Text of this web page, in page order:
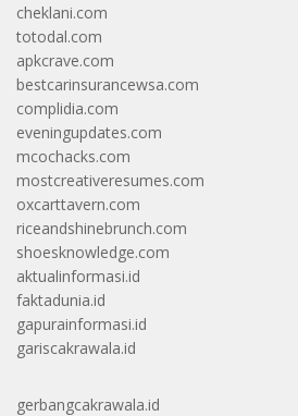
cheklani.com
totodal.com
apkcrave.com
bestcarinsurancewsa.com
complidia.com
eveningupdates.com
mcochacks.com
mostcreativeresumes.com
oxcarttavern.com
riceandshinebrunch.com
shoesknowledge.com
aktualinformasi.id
faktadunia.id
gapurainformasi.id
gariscakrawala.id
gerbangcakrawala.id